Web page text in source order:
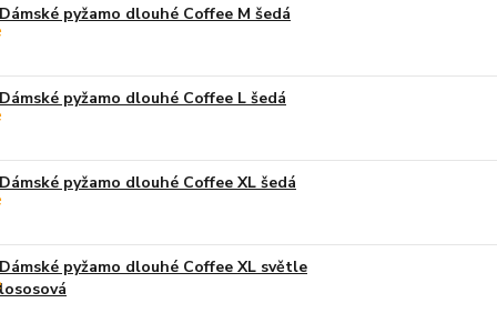
pyžamo dlouhé Coffee M šedá
pyžamo dlouhé Coffee L šedá
pyžamo dlouhé Coffee XL šedá
pyžamo dlouhé Coffee XL světle